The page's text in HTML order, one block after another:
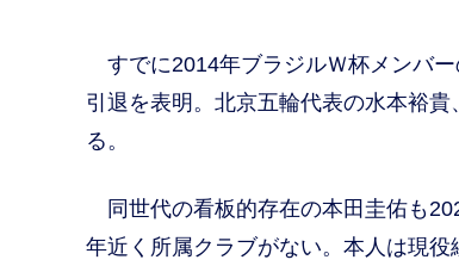
すでに2014年ブラジルＷ杯メンバ
引退を表明。北京五輪代表の水本裕
る。
同世代の看板的存在の本田圭佑も
年近く所属クラブがない。本人は現